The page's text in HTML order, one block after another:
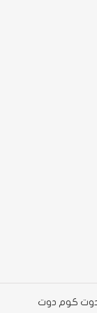
كوم دوت